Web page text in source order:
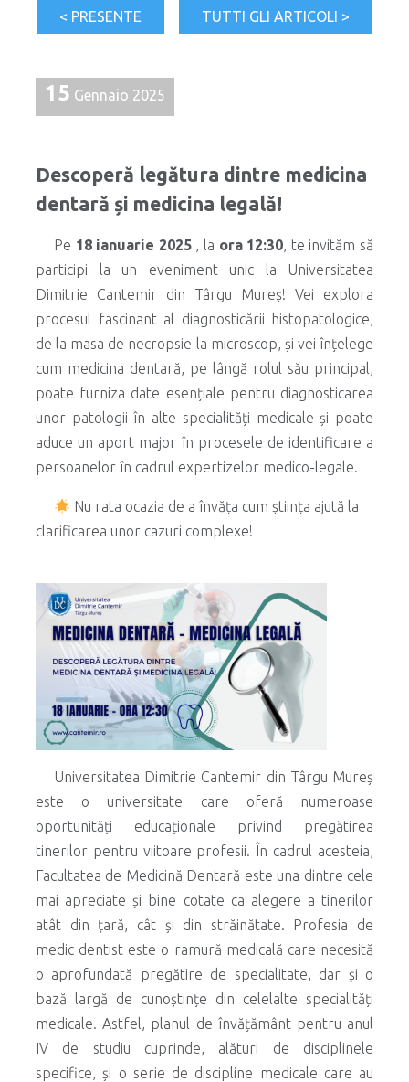
< PRESENTE TUTTI GLI ARTICOLI >
15 Gennaio 2025
Descoperă legătura dintre medicina
dentară și medicina legală!
Pe 18 ianuarie 2025, la ora 12:30, te invităm să
participi la un eveniment unic la Universitatea
Dimitrie Cantemir din Târgu Mureș! Vei explora
procesul fascinant al diagnosticării histopatologice,
de la masa de necropsie la microscop, și vei înțelege
cum medicina dentară, pe lângă rolul său principal,
poate furniza date esențiale pentru diagnosticarea
unor patologii în alte specialități medicale și poate
aduce un aport major în procesele de identificare a
persoanelor în cadrul expertizelor medico-legale.
Nu rata ocazia de a învăța cum știința ajută la
clarificarea unor cazuri complexe!
Universitatea Dimitrie Cantemir din Târgu Mureș
este o universitate care oferă numeroase
oportunități educaționale privind pregătirea
tinerilor pentru viitoare profesii. În cadrul acesteia,
Facultatea de Medicină Dentară este una dintre cele
mai apreciate și bine cotate ca alegere a tinerilor
atât din țară, cât și din străinătate. Profesia de
medic dentist este o ramură medicală care necesită
o aprofundată pregătire de specialitate, dar și o
bază largă de cunoștințe din celelalte specialități
medicale. Astfel, planul de învățământ pentru anul
IV de studiu cuprinde, alături de disciplinele
specifice, și o serie de discipline medicale care au